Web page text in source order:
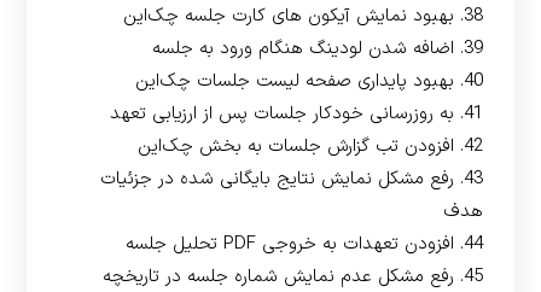
38. بهبود نمایش آیکون های کارت جلسه چک‌این
39. اضافه شدن لودینگ هنگام ورود به جلسه
40. بهبود پایداری صفحه لیست جلسات چک‌این
41. به روزرسانی خودکار جلسات پس از ارزیابی تعهد
42. افزودن تب گزارش جلسات به بخش چک‌این
43. رفع مشکل نمایش نتایج بایگانی شده در جزئیات
هدف
44. افزودن تعهدات به خروجی PDF تحلیل جلسه
45. رفع مشکل عدم نمایش شماره جلسه در تاریخچه